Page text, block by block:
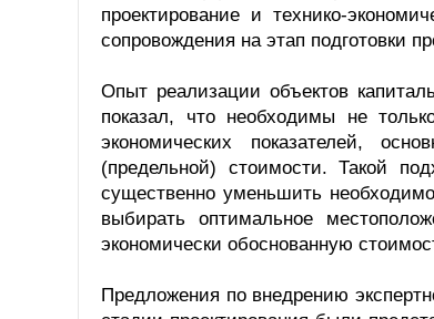
проектирование и технико-
сопровождения на этап подготовки
Опыт реализации объектов
показал, что необходимы не
экономических показателей,
(предельной) стоимости. Такой
существенно уменьшить
выбирать оптимальное
экономически обоснованную
Предложения по внедрению